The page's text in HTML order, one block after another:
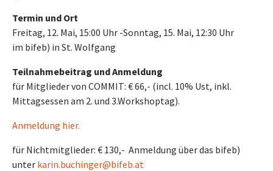
Termin und Ort
Freitag, 12. Mai, 15:00 Uhr -Sonntag, 15. Mai, 12:30 Uhr
im bifeb) in St. Wolfgang
Teilnahmebeitrag und Anmeldung
für Mitglieder von COMMIT: € 66,- (incl. 10% Ust, inkl.
Mittagsessen am 2. und 3.Workshoptag).
Anmeldung hier.
für Nichtmitglieder: € 130,- Anmeldung über das bifeb)
unter karin.buchinger@bifeb.at